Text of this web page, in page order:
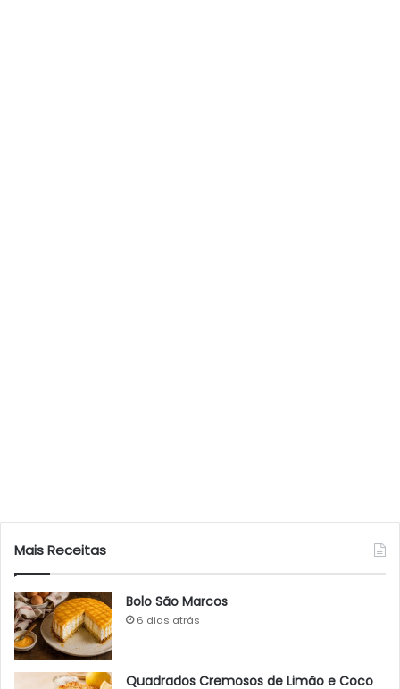
Mais Receitas
Bolo São Marcos
6 dias atrás
Quadrados Cremosos de Limão e Coco